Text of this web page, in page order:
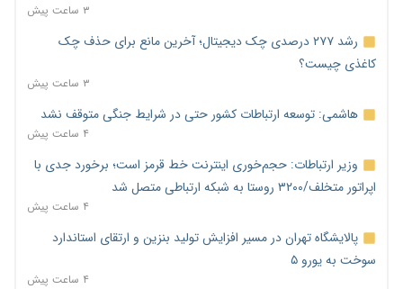
۳ ساعت پیش
رشد ۲۷۷ درصدی چک دیجیتال؛ آخرین مانع برای حذف چک
کاغذی چیست؟
۳ ساعت پیش
هاشمی: توسعه ارتباطات کشور حتی در شرایط جنگی متوقف نشد
۴ ساعت پیش
وزیر ارتباطات: حجم‌خوری اینترنت خط قرمز است؛ برخورد جدی با
اپراتور متخلف/۳۲۰۰ روستا به شبکه ارتباطی متصل شد
۴ ساعت پیش
پالایشگاه تهران در مسیر افزایش تولید بنزین و ارتقای استاندارد
سوخت به یورو ۵
۴ ساعت پیش